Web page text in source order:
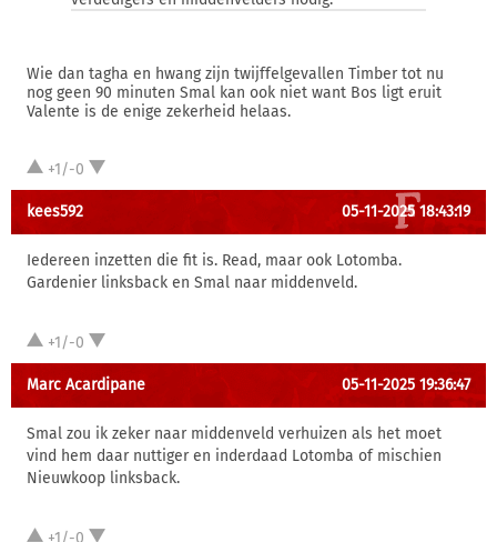
Wie dan tagha en hwang zijn twijffelgevallen Timber tot nu
nog geen 90 minuten Smal kan ook niet want Bos ligt eruit
Valente is de enige zekerheid helaas.
+1/-0
kees592 05-11-2025 18:43:19
Iedereen inzetten die fit is. Read, maar ook Lotomba.
Gardenier linksback en Smal naar middenveld.
+1/-0
Marc Acardipane 05-11-2025 19:36:47
Smal zou ik zeker naar middenveld verhuizen als het moet
vind hem daar nuttiger en inderdaad Lotomba of mischien
Nieuwkoop linksback.
+1/-0